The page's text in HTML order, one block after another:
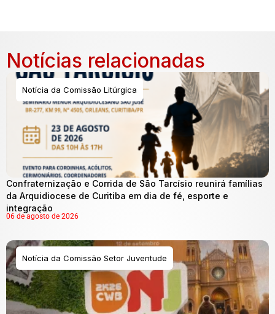
Notícias relacionadas
Notícia da Comissão Litúrgica
Confraternização e Corrida de São Tarcísio reunirá famílias
da Arquidiocese de Curitiba em dia de fé, esporte e
integração
06 de agosto de 2026
Notícia da Comissão Setor Juventude